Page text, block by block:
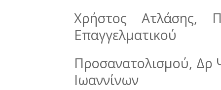
Χρήστος Ατλάσης,
Επαγγελματικού
Προσανατολισμού, Δρ
Ιωαννίνων